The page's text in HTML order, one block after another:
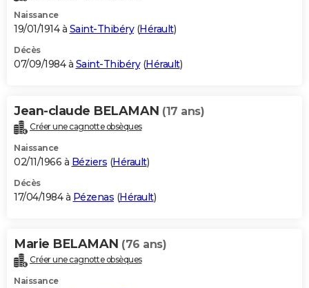
Naissance
19/01/1914 à Saint-Thibéry(Hérault)
Décès
07/09/1984 à Saint-Thibéry(Hérault)
Jean-claude BELAMAN (17 ans)
Créer une cagnotte obsèques
Naissance
02/11/1966 à Béziers (Hérault)
Décès
17/04/1984 à Pézenas (Hérault)
Marie BELAMAN (76 ans)
Créer une cagnotte obsèques
Naissance